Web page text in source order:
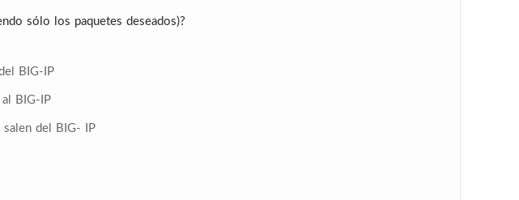
sólo los paquetes deseados)?
BIG-IP
BIG-IP
salen del BIG- IP